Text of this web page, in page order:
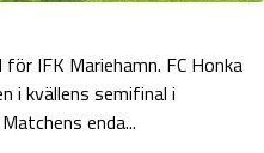
IFK Mariehamn. FC Honka
i kvällens semifinal i
enda...